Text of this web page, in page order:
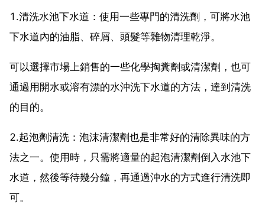
1.清洗水池下水道：使用一些專門的清洗劑，可將水池
下水道內的油脂、碎屑、頭髮等雜物清理乾淨。
可以選擇市場上銷售的一些化學掏糞劑或清潔劑，也可
通過用開水或溶有漂的水沖洗下水道的方法，達到清洗
的目的。
2.起泡劑清洗：泡沫清潔劑也是非常好的清除異味的方
法之一。使用時，只需將適量的起泡清潔劑倒入水池下
水道，然後等待幾分鐘，再通過沖水的方式進行清洗即
可。